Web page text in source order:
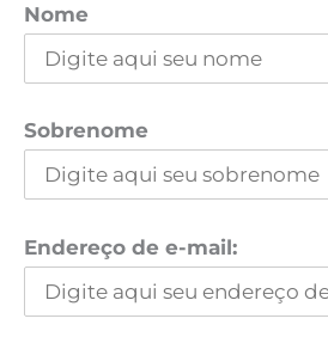
Nome
Sobrenome
Endereço de e-mail: